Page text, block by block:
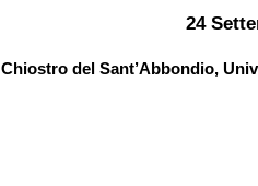
24
Chiostro del Sant’Abbondio,